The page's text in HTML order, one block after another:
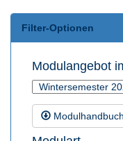
Filter-Optionen
Modulangebot